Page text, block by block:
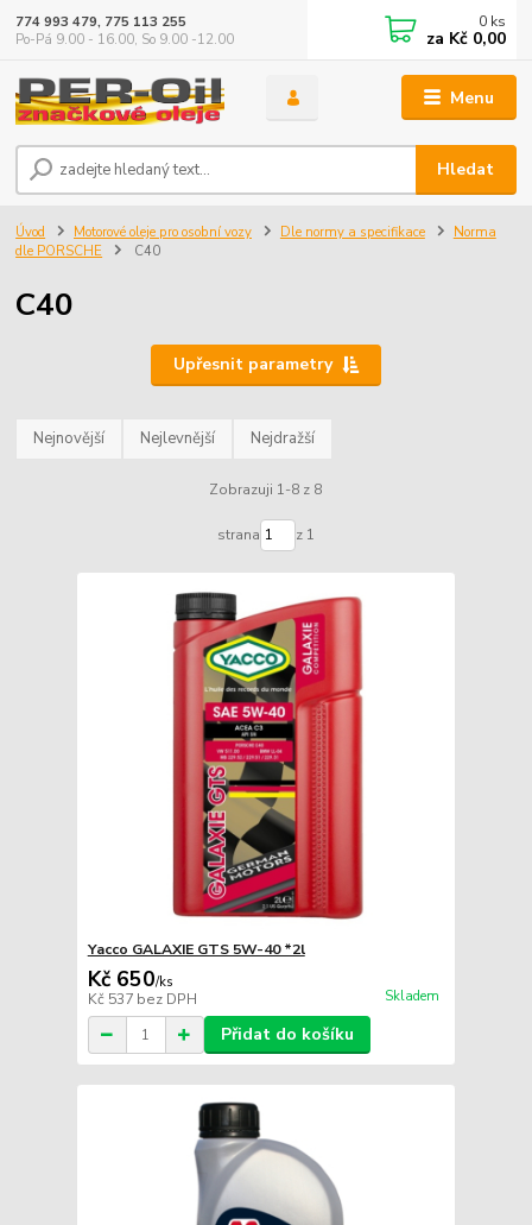
Menu
Hledat
774 993 479, 775 113 255
Po-Pá 9.00 - 16.00, So 9.00 -12.00
0 ks
za Kč 0,00
Úvod Motorové oleje pro osobní vozy Dle normy a specifikace
Norma
dle PORSCHE
C40
C40
Upřesnit parametry
Nejnovější Nejlevnější Nejdražší
Zobrazuji 1-8 z 8
strana z 1
Yacco GALAXIE GTS 5W-40 *2l
Kč 650/ks
Kč 537 bez DPH Skladem
Přidat do košíku